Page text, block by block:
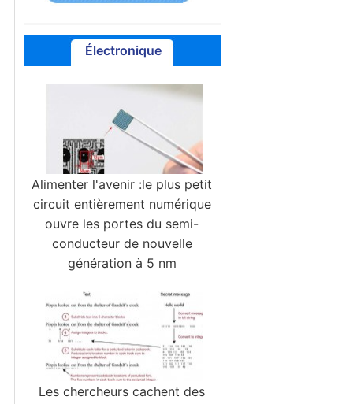
Électronique
Alimenter l'avenir :le plus petit
circuit entièrement numérique
ouvre les portes du semi-
conducteur de nouvelle
génération à 5 nm
Les chercheurs cachent des